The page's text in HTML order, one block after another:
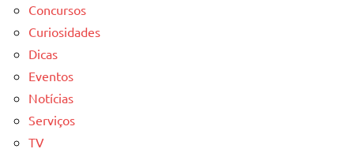
Concursos
Curiosidades
Dicas
Eventos
Notícias
Serviços
TV